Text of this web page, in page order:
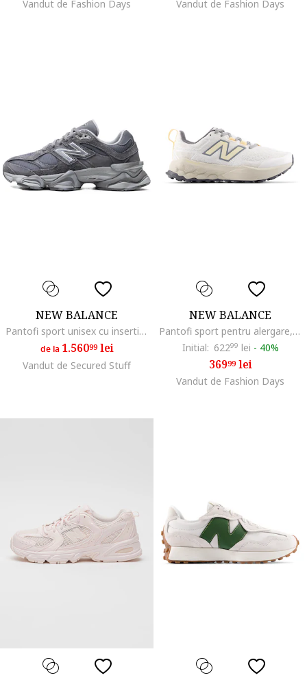
Vandut de Fashion Days Vandut de Fashion Days
NEW BALANCE
Pantofi sport unisex cu insertii din piele intoarsa 9060
de la 1.56099lei
Vandut de Secured Stuff
NEW BALANCE
Pantofi sport pentru alergare, Alb/Gri inchis
Initial: 62299 lei - 40%
36999lei
Vandut de Fashion Days